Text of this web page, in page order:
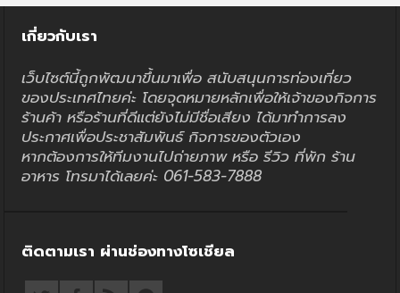
เกี่ยวกับเรา
เว็บไซต์นี้ถูกพัฒนาขึ้นมาเพื่อ สนับสนุนการท่องเที่ยว
ของประเทศไทยค่ะ โดยจุดหมายหลักเพื่อให้เจ้าของกิจการ
ร้านค้า หรือร้านที่ดีแต่ยังไม่มีชื่อเสียง ได้มาทำการลง
ประกาศเพื่อประชาสัมพันธ์ กิจการของตัวเอง
หากต้องการให้ทีมงานไปถ่ายภาพ หรือ รีวิว ที่พัก ร้าน
อาหาร โทรมาได้เลยค่ะ 061-583-7888
ติดตามเรา ผ่านช่องทางโซเชียล